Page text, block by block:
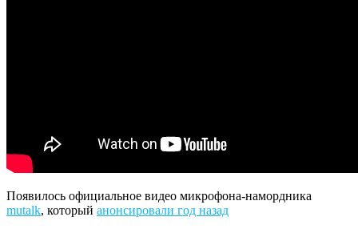
Появилось официальное видео микрофона-намордника
mutalk, который анонсировали год назад